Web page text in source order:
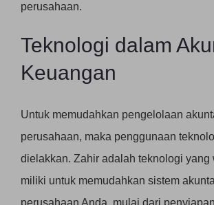
perusahaan.
Teknologi dalam
Keuangan
Untuk memudahkan pengelolaan
perusahaan, maka penggunaan
dielakkan. Zahir adalah teknologi yang
miliki untuk memudahkan sistem